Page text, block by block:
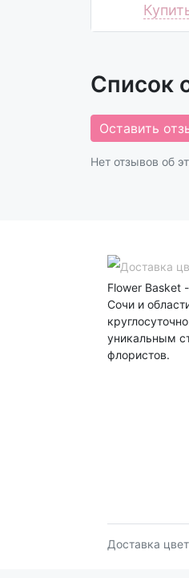
Список
Оставить
Нет отзывов об
Flower Basket
Сочи и
уникальным
флористов.
Доставка